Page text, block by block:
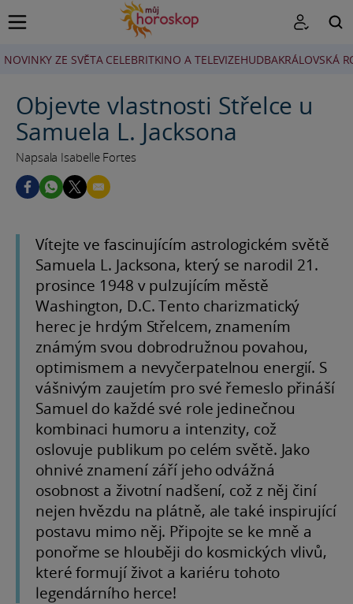
NOVINKY ZE SVĚTA CELEBRITKINO A TELEVIZEHUDBAKRÁLOVSKÁ
Objevte vlastnosti Střelce u
Samuela L. Jacksona
Napsala Isabelle Fortes
Vítejte ve fascinujícím astrologickém světě
Samuela L. Jacksona, který se narodil 21.
prosince 1948 v pulzujícím městě
Washington, D.C. Tento charizmatický
herec je hrdým Střelcem, znamením
známým svou dobrodružnou povahou,
optimismem a nevyčerpatelnou energií. S
vášnivým zaujetím pro své řemeslo přináší
Samuel do každé své role jedinečnou
kombinaci humoru a intenzity, což
oslovuje publikum po celém světě. Jako
ohnivé znamení září jeho odvážná
osobnost a životní nadšení, což z něj činí
nejen hvězdu na plátně, ale také inspirující
postavu mimo něj. Připojte se ke mně a
ponořme se hlouběji do kosmických vlivů,
které formují život a kariéru tohoto
legendárního herce!